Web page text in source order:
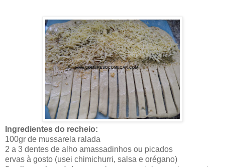
Ingredientes do recheio:
100gr de mussarela ralada
2 a 3 dentes de alho amassadinhos ou picados
ervas à gosto (usei chimichurri, salsa e orégano)